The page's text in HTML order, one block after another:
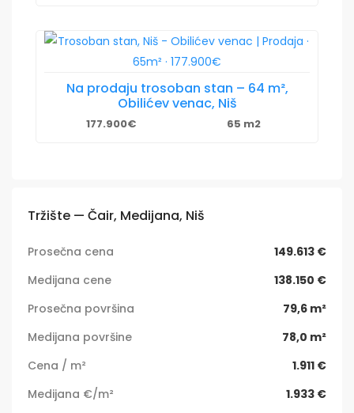
Na prodaju trosoban stan – 64 m²,
Obilićev venac, Niš
177.900€ 65 m2
Tržište — Čair, Medijana, Niš
Prosečna cena
149.613 €
Medijana cene
138.150 €
Prosečna površina
79,6 m²
Medijana površine
78,0 m²
Cena / m²
1.911 €
Medijana €/m²
1.933 €